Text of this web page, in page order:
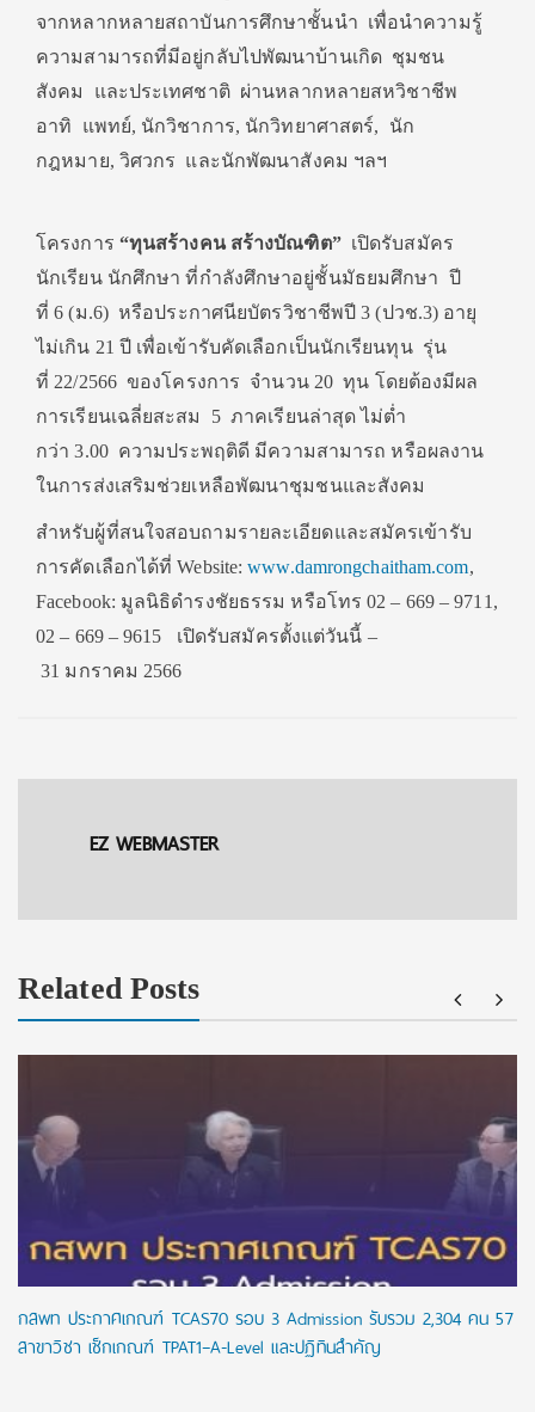
จากหลากหลายสถาบันการศึกษาชั้นนำ เพื่อนำความรู้
ความสามารถที่มีอยู่กลับไปพัฒนาบ้านเกิด ชุมชน
สังคม และประเทศชาติ ผ่านหลากหลายสหวิชาชีพ
อาทิ แพทย์, นักวิชาการ, นักวิทยาศาสตร์, นัก
กฎหมาย, วิศวกร และนักพัฒนาสังคม ฯลฯ
โครงการ “ทุนสร้างคน สร้างบัณฑิต” เปิดรับสมัคร
นักเรียน นักศึกษา ที่กำลังศึกษาอยู่ชั้นมัธยมศึกษา ปี
ที่ 6 (ม.6) หรือประกาศนียบัตรวิชาชีพปี 3 (ปวช.3) อายุ
ไม่เกิน 21 ปี เพื่อเข้ารับคัดเลือกเป็นนักเรียนทุน รุ่น
ที่ 22/2566 ของโครงการ จำนวน 20 ทุน โดยต้องมีผล
การเรียนเฉลี่ยสะสม 5 ภาคเรียนล่าสุด ไม่ต่ำ
กว่า 3.00 ความประพฤติดี มีความสามารถ หรือผลงาน
ในการส่งเสริมช่วยเหลือพัฒนาชุมชนและสังคม
สำหรับผู้ที่สนใจสอบถามรายละเอียดและสมัครเข้ารับ
การคัดเลือกได้ที่ Website:www.damrongchaitham.com,
Facebook: มูลนิธิดำรงชัยธรรม หรือโทร 02 – 669 – 9711,
02 – 669 – 9615 เปิดรับสมัครตั้งแต่วันนี้ –
31 มกราคม 2566
EZ WEBMASTER
Related Posts
กสพท ประกาศเกณฑ์ TCAS70 รอบ 3 Admission รับรวม 2,304 คน 57
สาขาวิชา เช็กเกณฑ์ TPAT1–A-Level และปฏิทินสำคัญ